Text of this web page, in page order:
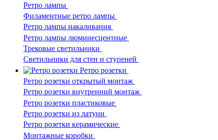
Ретро лампы
Филаментные ретро лампы
Ретро лампы накаливания
Ретро лампы люминесцентные
Трековые светильники
Светильники для стен и ступеней
Ретро розетки
Ретро розетки открытый монтаж
Ретро розетки внутренний монтаж
Ретро розетки пластиковые
Ретро розетки из латуни
Ретро розетки керамические
Монтажные коробки